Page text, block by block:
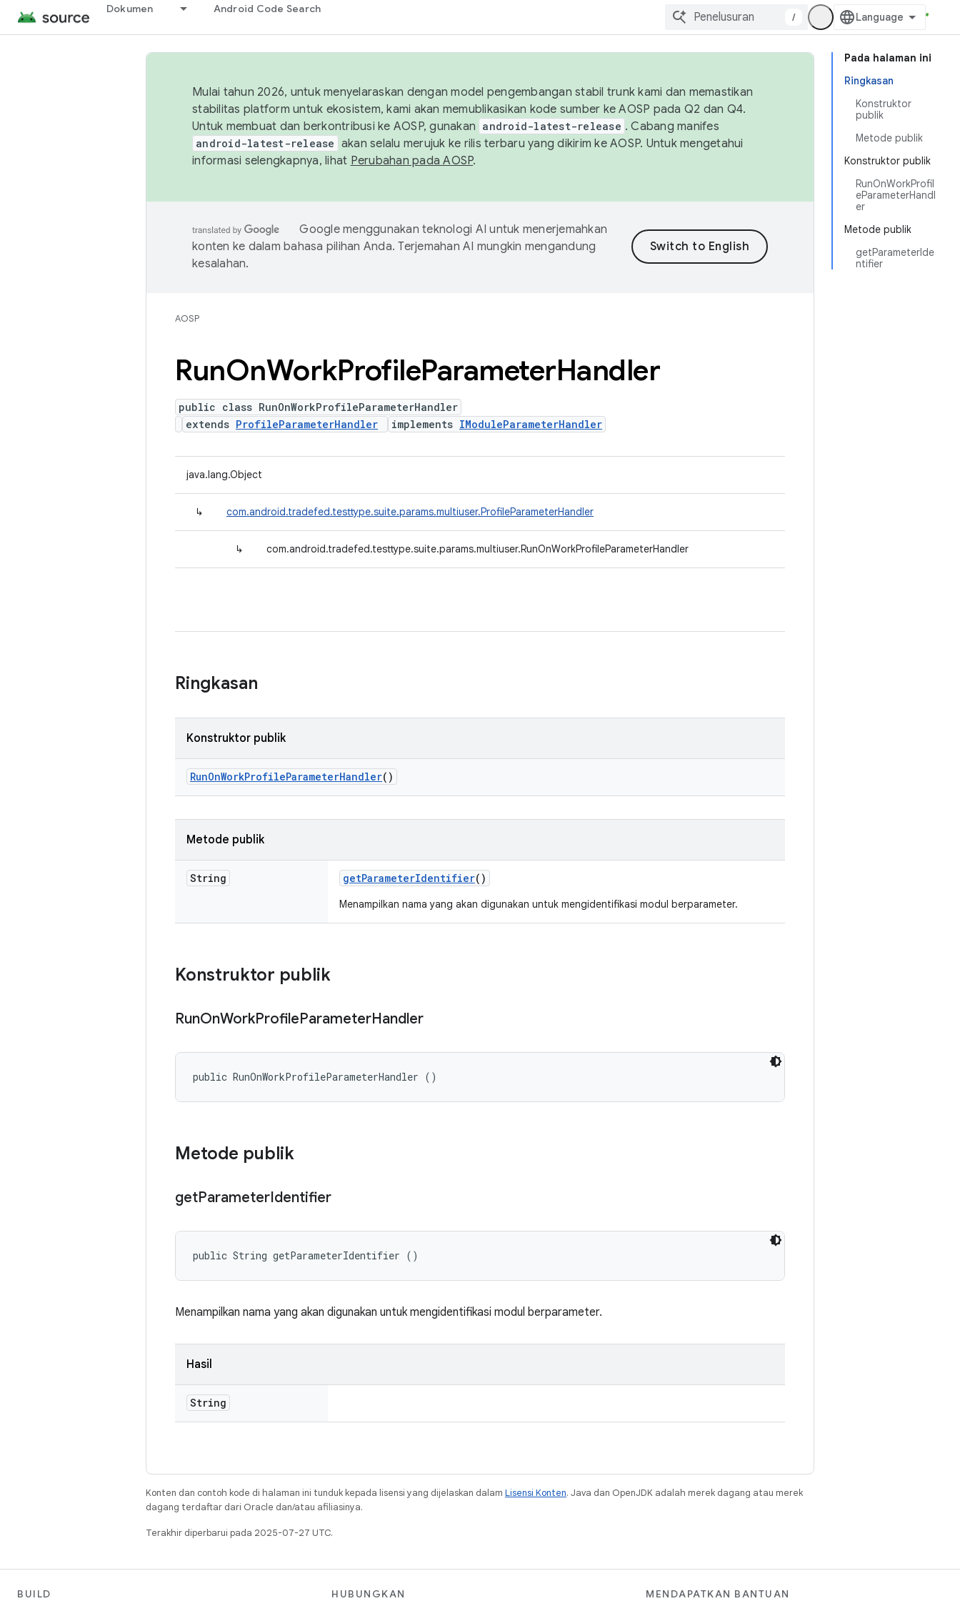
Dokumen Android Code Search
/
Pada halaman ini
Ringkasan
Konstruktor
publik
Metode publik
Konstruktor publik
RunOnWorkProfil
eParameterHandl
er
Metode publik
getParameterIde
ntifier
Mulai tahun 2026, untuk menyelaraskan dengan model pengembangan stabil trunk kami dan memastikan
stabilitas platform untuk ekosistem, kami akan memublikasikan kode sumber ke AOSP pada Q2 dan Q4.
Untuk membuat dan berkontribusi ke AOSP, gunakan android-latest-release . Cabang manifes
android-latest-release akan selalu merujuk ke rilis terbaru yang dikirim ke AOSP. Untuk mengetahui
informasi selengkapnya, lihat Perubahan pada AOSP.
Google menggunakan teknologi AI untuk menerjemahkan
konten ke dalam bahasa pilihan Anda. Terjemahan AI mungkin mengandung
kesalahan.
AOSP
RunOnWorkProfileParameterHandler
public class RunOnWorkProfileParameterHandler
extends ProfileParameterHandler implements IModuleParameterHandler
java.lang.Object
↳ com.android.tradefed.testtype.suite.params.multiuser.ProfileParameterHandler
↳ com.android.tradefed.testtype.suite.params.multiuser.RunOnWorkProfileParameterHandler
Ringkasan
Konstruktor publik
RunOnWorkProfileParameterHandler()
Metode publik
String getParameterIdentifier()
Menampilkan nama yang akan digunakan untuk mengidentifikasi modul berparameter.
Konstruktor publik
RunOnWorkProfileParameterHandler
public RunOnWorkProfileParameterHandler ()
Metode publik
getParameterIdentifier
public String getParameterIdentifier ()
Menampilkan nama yang akan digunakan untuk mengidentifikasi modul berparameter.
Hasil
String
Konten dan contoh kode di halaman ini tunduk kepada lisensi yang dijelaskan dalam Lisensi Konten. Java dan OpenJDK adalah merek dagang atau merek
dagang terdaftar dari Oracle dan/atau afiliasinya.
Terakhir diperbarui pada 2025-07-27 UTC.
BUILD HUBUNGKAN MENDAPATKAN BANTUAN